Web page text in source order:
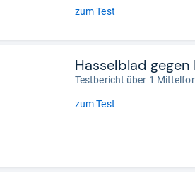
zum Test
Hasselblad gegen
Testbericht über 1
zum Test